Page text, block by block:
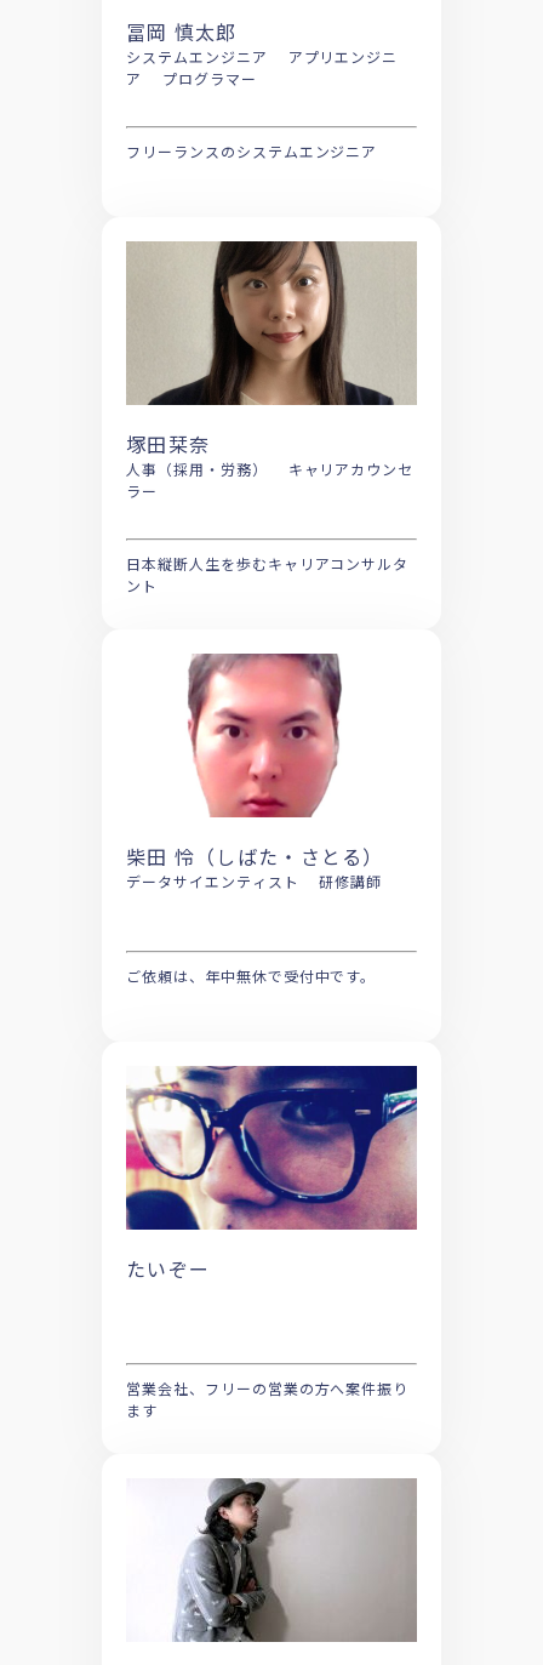
冨岡 慎太郎
システムエンジニア アプリエンジニ
ア プログラマー
フリーランスのシステムエンジニア
塚田栞奈
人事（採用・労務） キャリアカウンセ
ラー
日本縦断人生を歩むキャリアコンサルタ
ント
柴田 怜（しばた・さとる）
データサイエンティスト 研修講師
ご依頼は、年中無休で受付中です。
たいぞー
営業会社、フリーの営業の方へ案件振り
ます